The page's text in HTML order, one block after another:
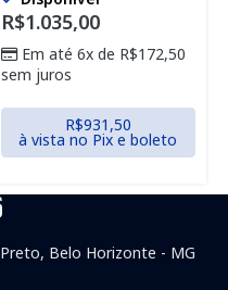
R$1.035,00
Em até 6x de R$172,50
sem juros
R$931,50
à vista no Pix e boleto
Belo Horizonte - MG